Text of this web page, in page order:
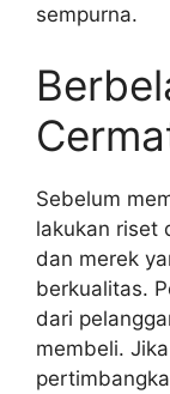
sempurna.
Sebelum
lakukan riset
dan merek
berkualitas.
dari
membeli.